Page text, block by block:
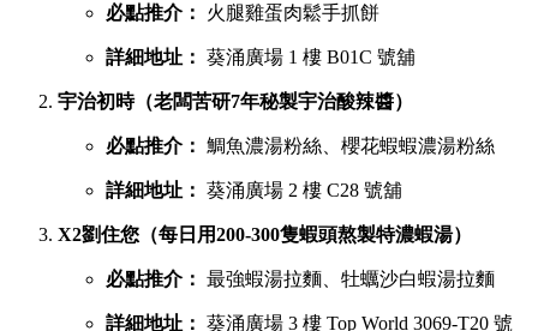
必點推介： 火腿雞蛋肉鬆手抓餅
詳細地址： 葵涌廣場 1 樓 B01C 號舖
宇治初時（老闆苦研7年秘製宇治酸辣醬）
必點推介： 鯛魚濃湯粉絲、櫻花蝦蝦濃湯粉絲
詳細地址： 葵涌廣場 2 樓 C28 號舖
X2劉住您（每日用200-300隻蝦頭熬製特濃蝦湯）
必點推介： 最強蝦湯拉麵、牡蠣沙白蝦湯拉麵
詳細地址： 葵涌廣場 3 樓 Top World 3069-T20 號